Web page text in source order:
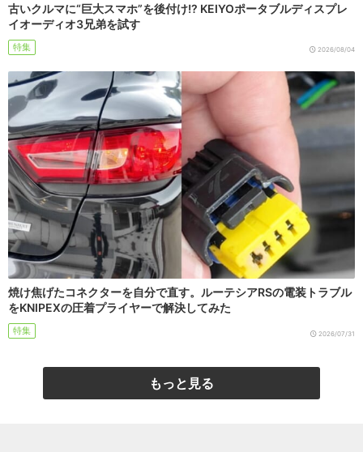
古いクルマに“巨大スマホ”を後付け!? KEIYOポータブルディスプレ
イオーディオ3兄弟を試す
特集 2026/08/04
焼け焦げたコネクターを自分で直す。ルーテシアRSの電装トラブル
をKNIPEXの圧着プライヤーで解決してみた
特集 2026/07/31
もっと見る